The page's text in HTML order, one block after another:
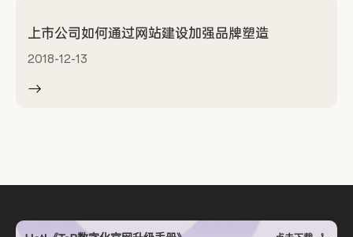
上市公司如何通过网站建设加强品牌塑造
2018-12-13